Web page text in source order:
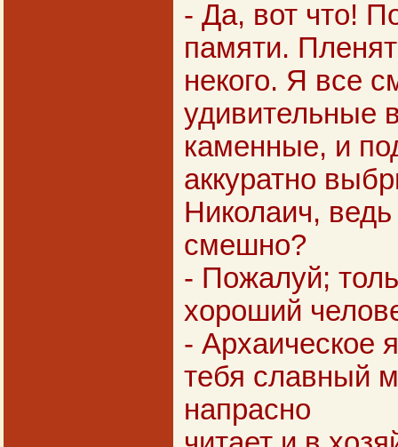
- Да, вот что!
памяти.
некого. Я все
удивительные
каменные, и
аккуратно
Николаич, ведь
смешно?
- Пожалуй;
хороший
- Архаическое
тебя славный
напрасно